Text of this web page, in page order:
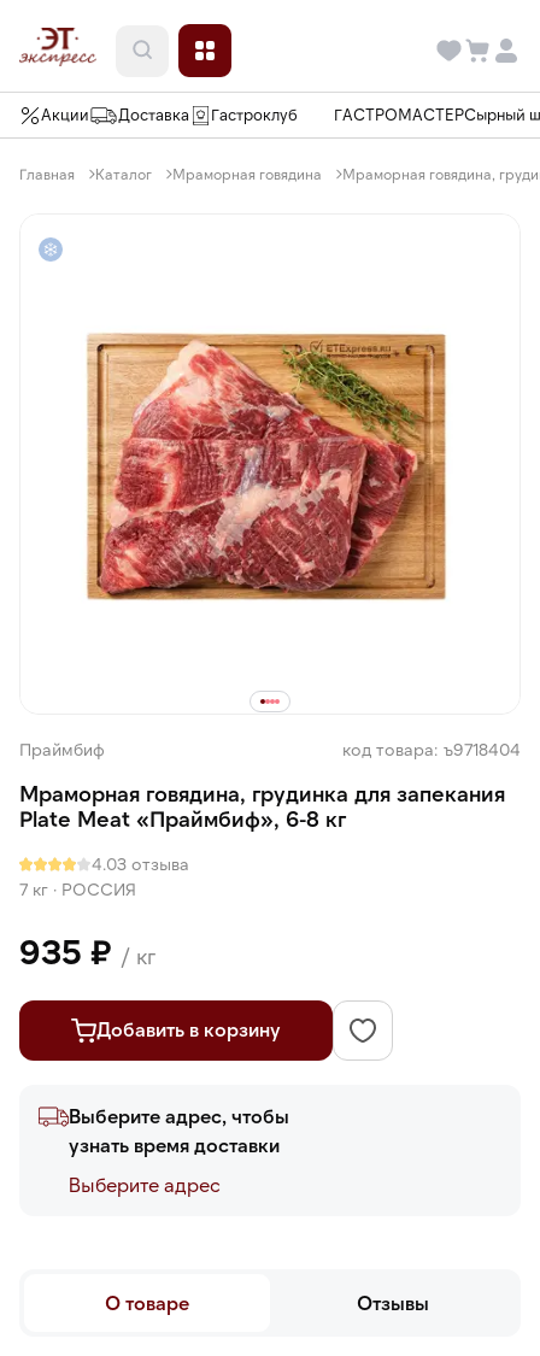
Акции Доставка Гастроклуб ГАСТРОМАСТЕРСырный
Главная Каталог Мраморная говядина Мраморная говядина,
Праймбиф код товара: ъ9718404
Мраморная говядина, грудинка для запекания
Plate Meat «Праймбиф», 6-8 кг
4.03 отзыва
7 кг · РОССИЯ
935 ₽ / кг
Добавить в корзину
Выберите адрес, чтобы
узнать время доставки
Выберите адреc
О товаре Отзывы